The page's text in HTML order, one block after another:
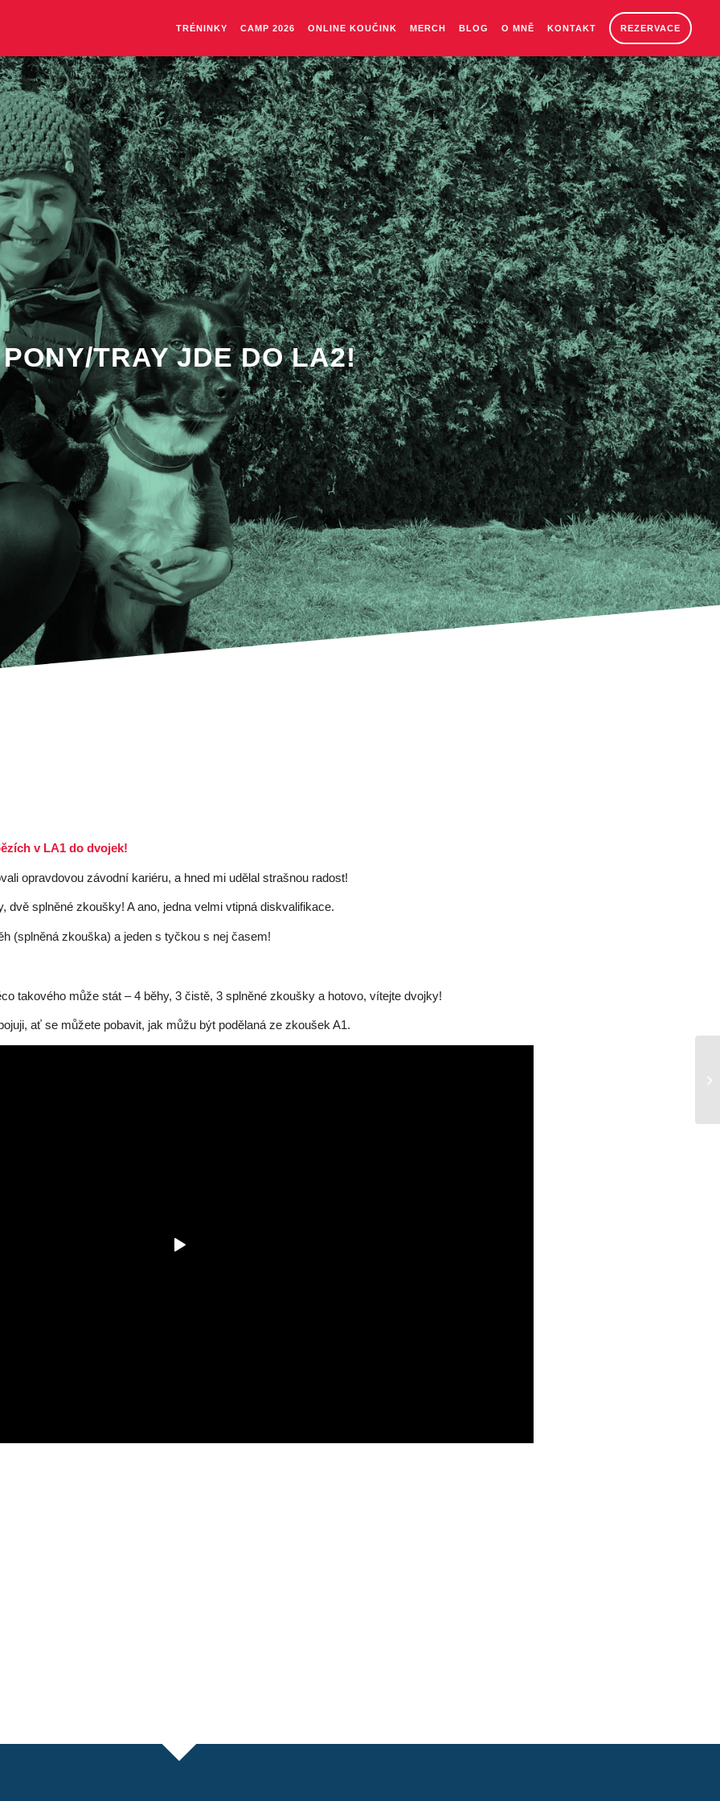
TRÉNINKY CAMP 2026 ONLINE KOUČINK MERCH BLOG O MNĚ KONTAKT REZERVACE
PONY/TRAY JDE DO LA2!
v LA1 do dvojek!
opravdovou závodní kariéru, a hned mi udělal strašnou radost!
dvě splněné zkoušky! A ano, jedna velmi vtipná diskvalifikace.
(splněná zkouška) a jeden s tyčkou s nej časem!
takového může stát – 4 běhy, 3 čistě, 3 splněné zkoušky a hotovo, vítejte dvojky!
ať se můžete pobavit, jak můžu být podělaná ze zkoušek A1.